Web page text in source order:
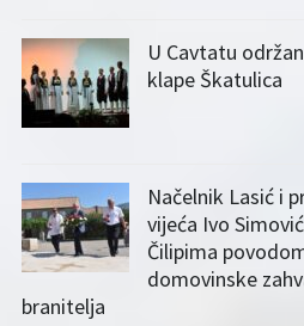
U Cavtatu
klape Škatulica
Načelnik Lasić i
vijeća Ivo
Čilipima
domovinske
branitelja